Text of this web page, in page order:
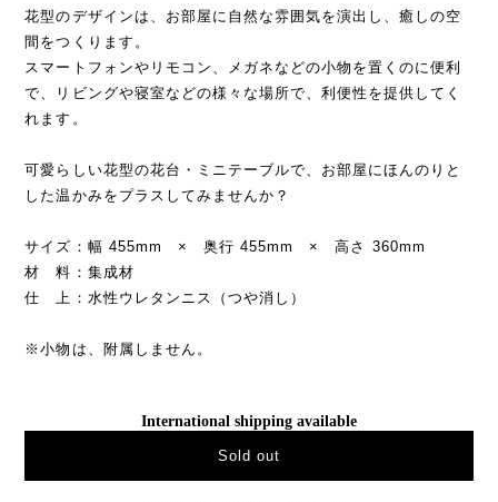
花型のデザインは、お部屋に自然な雰囲気を演出し、癒しの空
間をつくります。
スマートフォンやリモコン、メガネなどの小物を置くのに便利
で、リビングや寝室などの様々な場所で、利便性を提供してく
れます。
可愛らしい花型の花台・ミニテーブルで、お部屋にほんのりと
した温かみをプラスしてみませんか？
サイズ：幅 455mm × 奥行 455mm × 高さ 360mm
材 料：集成材
仕 上：水性ウレタンニス（つや消し）
※小物は、附属しません。
International shipping available
Sold out